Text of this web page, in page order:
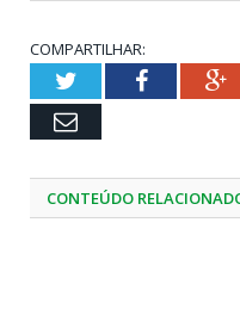
COMPARTILHAR:
TwitterFacebook
Email
CONTEÚDO